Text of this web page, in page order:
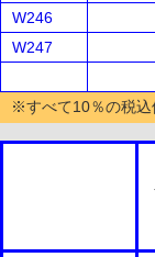
W246
W247
※すべて10％の税